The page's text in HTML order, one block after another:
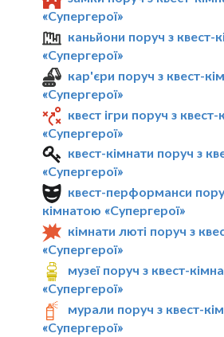
«Супергерої»
каньйони поруч з квест-
«Супергерої»
кар'єри поруч з квест-
«Супергерої»
квест ігри поруч з
«Супергерої»
квест-кімнати поруч з
«Супергерої»
квест-перформанси
кімнатою «Супергерої»
кімнати люті поруч з
«Супергерої»
музеї поруч з квест-
«Супергерої»
мурали поруч з квест-
«Супергерої»